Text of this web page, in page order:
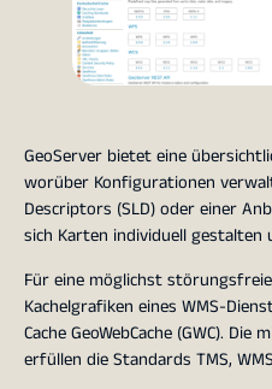
GeoServer bietet eine
worüber Konfigurationen
Descriptors (SLD) oder einer
sich Karten individuell gestalten
Für eine möglichst
Kachelgrafiken eines WMS-
Cache GeoWebCache (GWC).
erfüllen die Standards TMS,